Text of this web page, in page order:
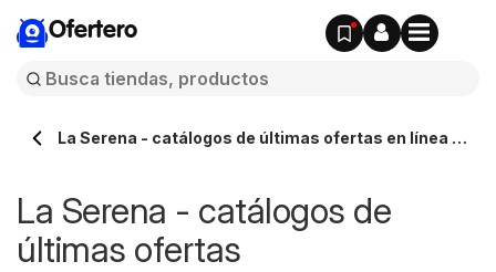
Ofertero
La Serena - catálogos de últimas ofertas en línea -
La Serena - catálogos de
últimas ofertas